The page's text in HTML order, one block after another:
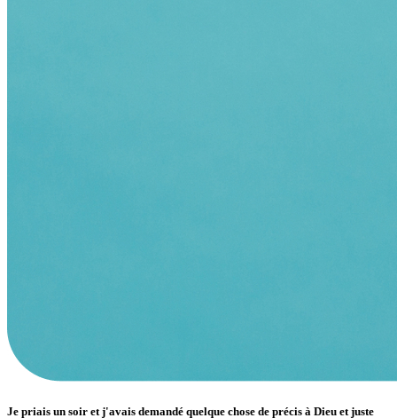
Je priais un soir et j'avais demandé quelque chose de précis à Dieu et juste